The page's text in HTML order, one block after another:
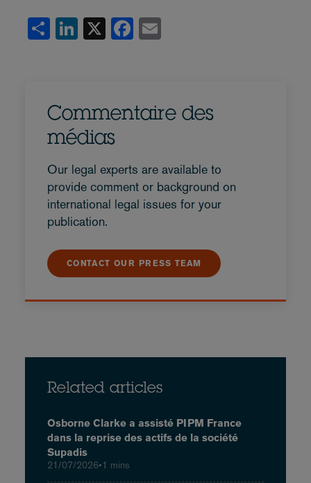
Share
LinkedIn
X Facebook
Commentaire des
médias
Our legal experts are available to
provide comment or background on
international legal issues for your
publication.
CONTACT OUR PRESS TEAM
Related articles
Osborne Clarke a assisté PIPM France
dans la reprise des actifs de la société
Supadis
21/07/2026•1 mins